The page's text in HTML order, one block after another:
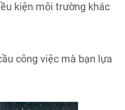
kiện môi trường khác
công việc mà bạn lựa